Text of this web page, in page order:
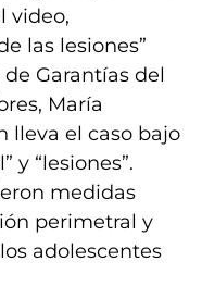
video,
las lesiones”
Garantías del
María
lleva el caso bajo
y “lesiones”.
medidas
perimetral y
adolescentes